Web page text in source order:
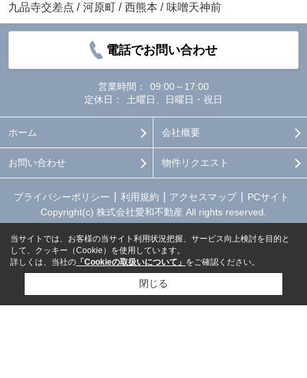
九品寺交差点 / 河原町 / 西熊本 / 味噌天神前
電話でお問い合わせ
営業時間：
09:00～17:00
定休日：
土曜日、日曜日・祝日
ホーム 会社概要
お問い合わせ 物件リクエスト
プライバシーポリシー 利用規約 アクセスマップ
PCサイト
Copyright(c) 株式会社愛和不動産 All rights reserved.
当サイトでは、お客様の当サイト利用状況把握、サービス向上検討を目的と
して、クッキー（Cookie）を使用しています。
詳しくは、当社の 「Cookieの取扱いについて」 をご確認ください。
閉じる